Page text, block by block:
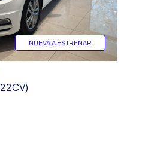
NUEVA A ESTRENAR